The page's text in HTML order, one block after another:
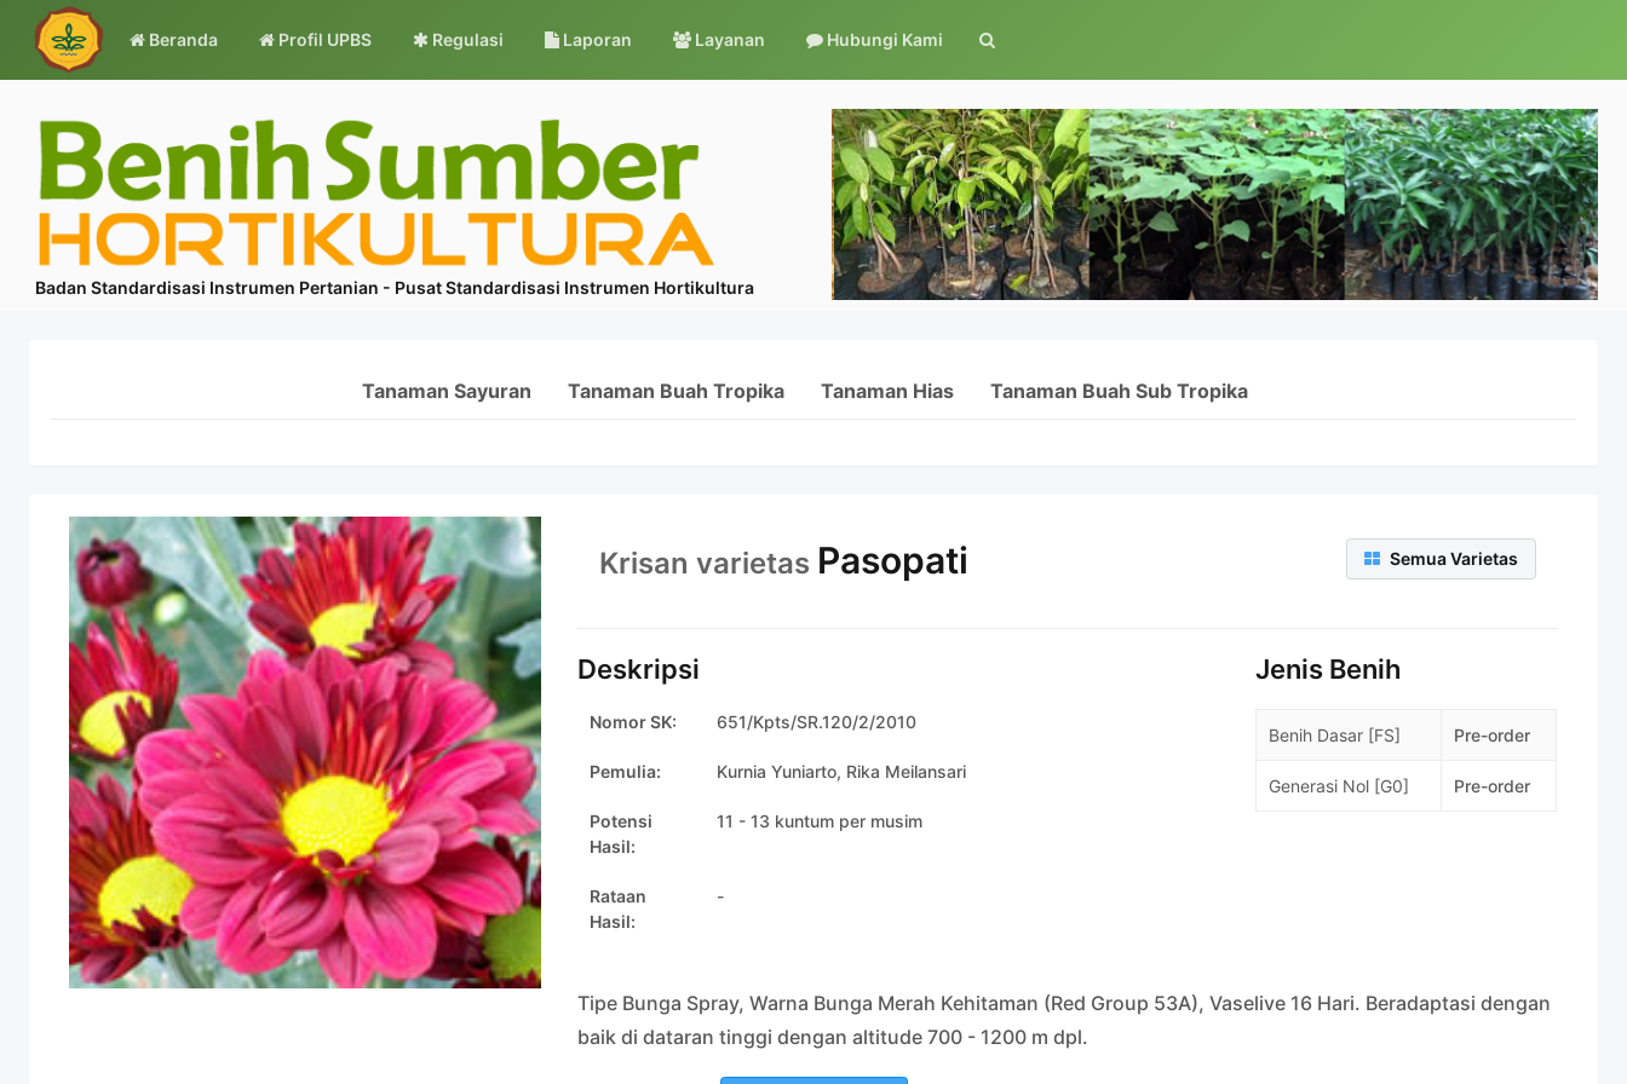
Beranda Profil UPBS Regulasi Laporan Layanan Hubungi Kami
Badan Standardisasi Instrumen Pertanian - Pusat Standardisasi Instrumen Hortikultura
Tanaman Sayuran Tanaman Buah Tropika Tanaman Hias Tanaman Buah Sub Tropika
Semua Varietas
Krisan varietas Pasopati
Deskripsi
Nomor SK: 651/Kpts/SR.120/2/2010
Pemulia: Kurnia Yuniarto, Rika Meilansari
Potensi
Hasil:
11 - 13 kuntum per musim
Rataan
Hasil:
-
Jenis Benih
Benih Dasar [FS] Pre-order
Generasi Nol [G0] Pre-order
Tipe Bunga Spray, Warna Bunga Merah Kehitaman (Red Group 53A), Vaselive 16 Hari. Beradaptasi dengan
baik di dataran tinggi dengan altitude 700 - 1200 m dpl.